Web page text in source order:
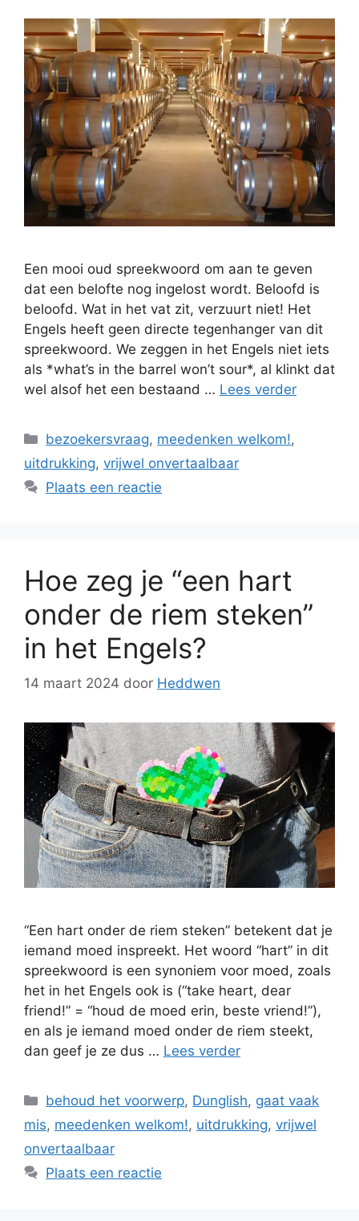
Een mooi oud spreekwoord om aan te geven
dat een belofte nog ingelost wordt. Beloofd is
beloofd. Wat in het vat zit, verzuurt niet! Het
Engels heeft geen directe tegenhanger van dit
spreekwoord. We zeggen in het Engels niet iets
als *what’s in the barrel won’t sour*, al klinkt dat
wel alsof het een bestaand … Lees verder
Categorieën
bezoekersvraag, meedenken welkom!,
uitdrukking, vrijwel onvertaalbaar
Plaats een reactie
Hoe zeg je “een hart
onder de riem steken”
in het Engels?
14 maart 2024 door Heddwen
“Een hart onder de riem steken” betekent dat je
iemand moed inspreekt. Het woord “hart” in dit
spreekwoord is een synoniem voor moed, zoals
het in het Engels ook is (“take heart, dear
friend!” = “houd de moed erin, beste vriend!”),
en als je iemand moed onder de riem steekt,
dan geef je ze dus … Lees verder
Categorieën
behoud het voorwerp, Dunglish, gaat vaak
mis, meedenken welkom!, uitdrukking, vrijwel
onvertaalbaar
Plaats een reactie